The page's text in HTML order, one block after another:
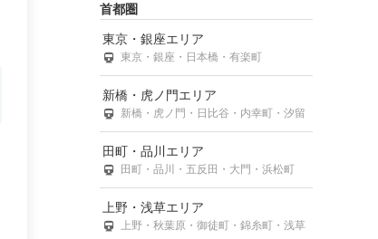
首都圏
東京・銀座エリア
東京・銀座・日本橋・有楽町
新橋・虎ノ門エリア
新橋・虎ノ門・日比谷・内幸町・汐留
田町・品川エリア
田町・品川・五反田・大門・浜松町
上野・浅草エリア
上野・秋葉原・御徒町・錦糸町・浅草